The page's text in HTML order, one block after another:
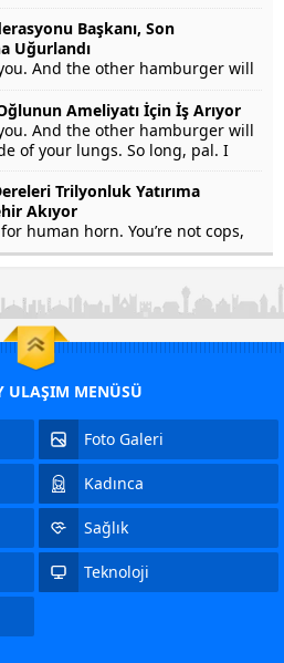
Başkanı, Son
Uğurlandı
And the other hamburger will
of your lungs. So long, pal. I
on grounds that my...
Ameliyatı İçin İş Arıyor
And the other hamburger will
of your lungs. So long, pal. I
on grounds that my...
Trilyonluk Yatırıma
Akıyor
human horn. You’re not cops,
not. In fact, he’s a crook. Yep.
ULAŞIM MENÜSÜ
Foto Galeri
Kadınca
Sağlık
Teknoloji